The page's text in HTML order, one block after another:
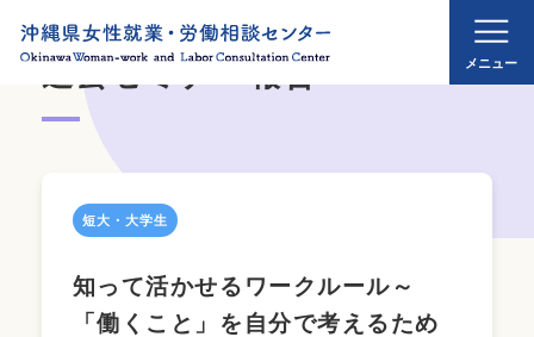
過去セミナー報告
短大・大学生
知って活かせるワークルール～
「働くこと」を自分で考えるため